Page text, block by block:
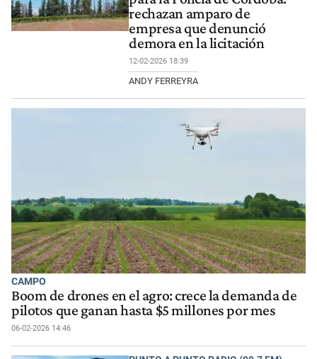
rechazan amparo de
empresa que denunció
demora en la licitación
12-02-2026 18:39
ANDY FERREYRA
CAMPO
Boom de drones en el agro: crece la demanda de
pilotos que ganan hasta $5 millones por mes
06-02-2026 14:46